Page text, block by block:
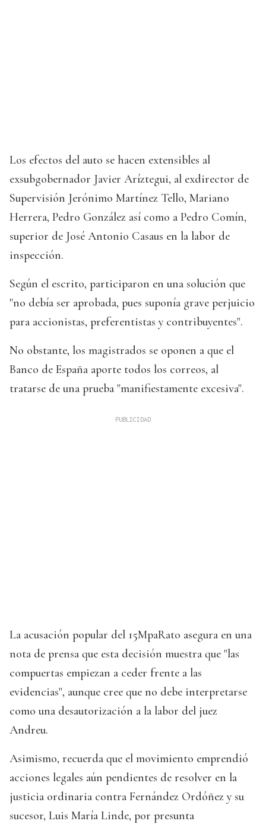
Los efectos del auto se hacen extensibles al
exsubgobernador Javier Aríztegui, al exdirector de
Supervisión Jerónimo Martínez Tello, Mariano
Herrera, Pedro González así como a Pedro Comín,
superior de José Antonio Casaus en la labor de
inspección.
Según el escrito, participaron en una solución que
"no debía ser aprobada, pues suponía grave perjuicio
para accionistas, preferentistas y contribuyentes".
No obstante, los magistrados se oponen a que el
Banco de España aporte todos los correos, al
tratarse de una prueba "manifiestamente excesiva".
La acusación popular del 15MpaRato asegura en una
nota de prensa que esta decisión muestra que "las
compuertas empiezan a ceder frente a las
evidencias", aunque cree que no debe interpretarse
como una desautorización a la labor del juez
Andreu.
Asimismo, recuerda que el movimiento emprendió
acciones legales aún pendientes de resolver en la
justicia ordinaria contra Fernández Ordóñez y su
sucesor, Luis María Linde, por presunta